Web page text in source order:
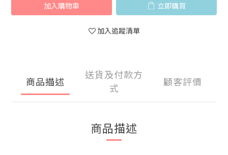
加入購物車 立即購買
加入追蹤清單
商品描述
送貨及付款方
式
顧客評價
商品描述